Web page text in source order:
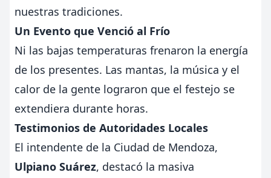
nuestras tradiciones.
Un Evento que Venció al Frío
Ni las bajas temperaturas frenaron la energía
de los presentes. Las mantas, la música y el
calor de la gente lograron que el festejo se
extendiera durante horas.
Testimonios de Autoridades Locales
El intendente de la Ciudad de Mendoza,
Ulpiano Suárez, destacó la masiva